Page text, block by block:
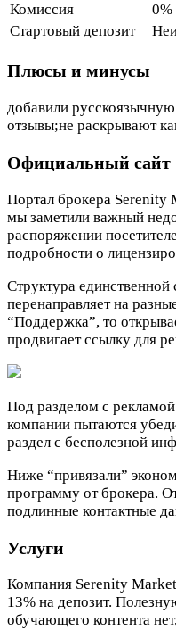
Комиссия
0%
Стартовый депозит
Плюсы и минусы
добавили
отзывы;не раскрывают
Официальный сайт
Портал брокера Serenity
мы заметили важный
распоряжении
подробности о
Структура
перенаправляет на
“Поддержка”, то
продвигает ссылку для
Под разделом с
компании пытаются
раздел с бесполезной
Ниже “привязали”
программу от брокера.
подлинные контактные
Услуги
Компания Serenity
13% на депозит.
обучающего контента